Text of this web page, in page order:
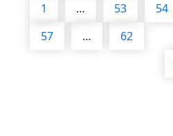
1
… 53 54
57
…
62